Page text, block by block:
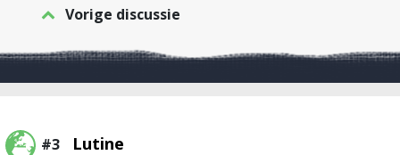
Vorige discussie
#3 Lutine